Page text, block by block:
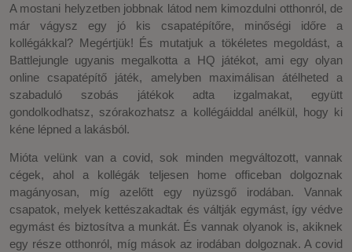
A mostani helyzetben jobbnak látod nem kimozdulni otthonról, de
már vágysz egy jó kis csapatépítőre, minőségi időre a
kollégákkal? Megértjük! És mutatjuk a tökéletes megoldást, a
Battlejungle ugyanis megalkotta a HQ játékot, ami egy olyan
online csapatépítő játék, amelyben maximálisan átélheted a
szabaduló szobás játékok adta izgalmakat, együtt
gondolkodhatsz, szórakozhatsz a kollégáiddal anélkül, hogy ki
kéne lépned a lakásból.
Mióta velünk van a covid, sok minden megváltozott, vannak
cégek, ahol a kollégák teljesen home officeban dolgoznak
magányosan, míg azelőtt egy nyüzsgő irodában. Vannak
csapatok, melyek kettészakadtak és váltják egymást, így védve
egymást és biztosítva a munkát. És vannak olyanok is, akiknek
egy része otthonról, míg mások az irodában dolgoznak. A covid